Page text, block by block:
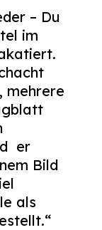
– Du
im
mehrere
er
Bild
als